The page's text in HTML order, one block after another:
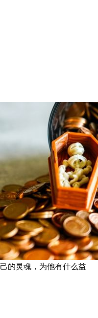
的灵魂，为他有什么益